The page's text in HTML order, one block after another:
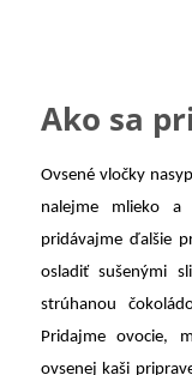
Ako sa
Ovsené vločky
nalejme mlieko
pridávajme ďalšie
osladiť sušenými
strúhanou
Pridajme ovocie,
ovsenej kaši